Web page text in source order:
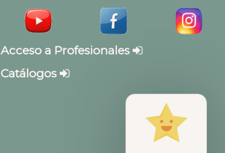
Acceso a Profesionales
Catálogos